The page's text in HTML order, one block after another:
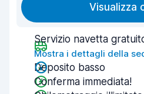
Visualizza
Servizio navetta
Mostra i dettagli della
Deposito basso
Conferma immediata!